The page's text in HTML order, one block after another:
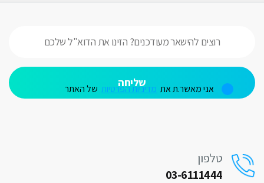
אני מאשר.ת אתמדיניות הפרטיותשל האתר
טלפון
03-6111444